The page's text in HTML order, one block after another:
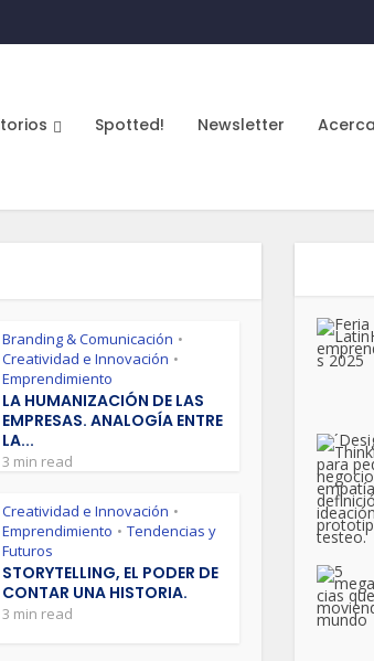
Spotted! Newsletter
Branding & Comunicación •
Creatividad e Innovación •
Emprendimiento
LA HUMANIZACIÓN DE LAS
EMPRESAS. ANALOGÍA ENTRE
LA...
3 min read
Creatividad e Innovación •
Emprendimiento • Tendencias y
Futuros
STORYTELLING, EL PODER DE
CONTAR UNA HISTORIA.
3 min read